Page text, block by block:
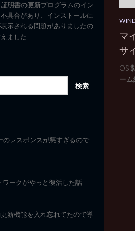
マ
サ
OS
ーム
明書の更新プログラムのイン
具合があり、インストールに
示される問題がありましたの
ました
のレスポンスが悪すぎるので
ワークがやっと復活した話
新機能を入れ忘れてたので導